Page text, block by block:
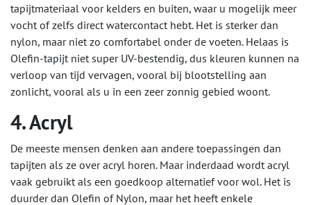
tapijtmateriaal voor kelders en buiten, waar u mogelijk meer
vocht of zelfs direct watercontact hebt. Het is sterker dan
nylon, maar niet zo comfortabel onder de voeten. Helaas is
Olefin-tapijt niet super UV-bestendig, dus kleuren kunnen na
verloop van tijd vervagen, vooral bij blootstelling aan
zonlicht, vooral als u in een zeer zonnig gebied woont.
4. Acryl
De meeste mensen denken aan andere toepassingen dan
tapijten als ze over acryl horen. Maar inderdaad wordt acryl
vaak gebruikt als een goedkoop alternatief voor wol. Het is
duurder dan Olefin of Nylon, maar het heeft enkele